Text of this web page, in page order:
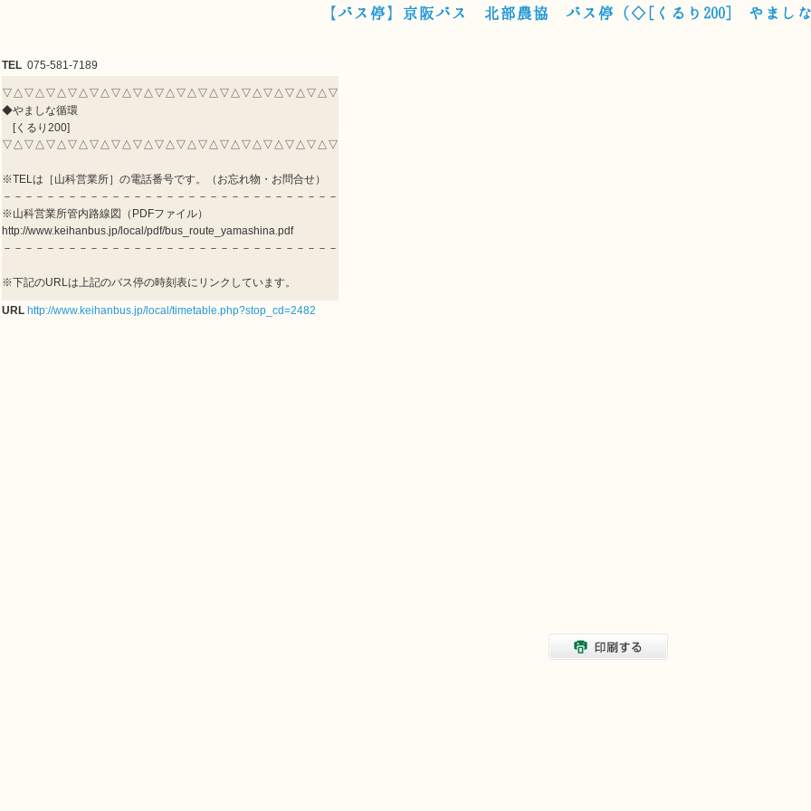
【バス停】京阪バス 北部農協 バス停（◇[くるり200] やましな
TEL 075-581-7189
▽△▽△▽△▽△▽△▽△▽△▽△▽△▽△▽△▽△▽△▽△▽△▽
◆やましな循環
[くるり200]
▽△▽△▽△▽△▽△▽△▽△▽△▽△▽△▽△▽△▽△▽△▽△▽
※TELは［山科営業所］の電話番号です。（お忘れ物・お問合せ）
－－－－－－－－－－－－－－－－－－－－－－－－－－－－－－－
※山科営業所管内路線図（PDFファイル）
http://www.keihanbus.jp/local/pdf/bus_route_yamashina.pdf
－－－－－－－－－－－－－－－－－－－－－－－－－－－－－－－
※下記のURLは上記のバス停の時刻表にリンクしています。
URL http://www.keihanbus.jp/local/timetable.php?stop_cd=2482